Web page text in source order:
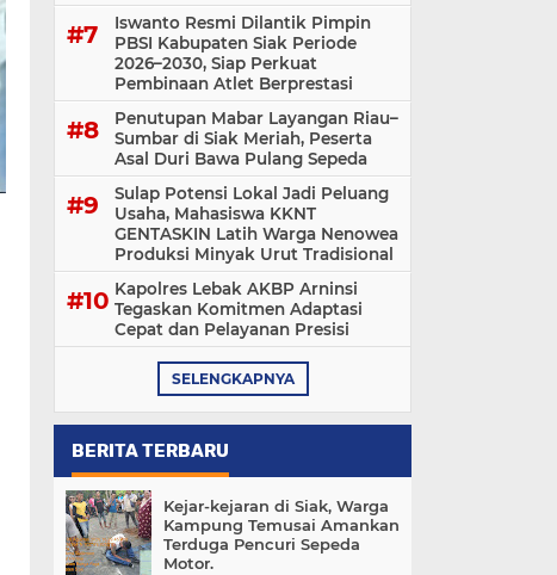
Iswanto Resmi Dilantik Pimpin
PBSI Kabupaten Siak Periode
2026–2030, Siap Perkuat
Pembinaan Atlet Berprestasi
Penutupan Mabar Layangan Riau–
Sumbar di Siak Meriah, Peserta
Asal Duri Bawa Pulang Sepeda
Sulap Potensi Lokal Jadi Peluang
Usaha, Mahasiswa KKNT
GENTASKIN Latih Warga Nenowea
Produksi Minyak Urut Tradisional
Kapolres Lebak AKBP Arninsi
Tegaskan Komitmen Adaptasi
Cepat dan Pelayanan Presisi
SELENGKAPNYA
BERITA TERBARU
Kejar-kejaran di Siak, Warga
Kampung Temusai Amankan
Terduga Pencuri Sepeda
Motor.